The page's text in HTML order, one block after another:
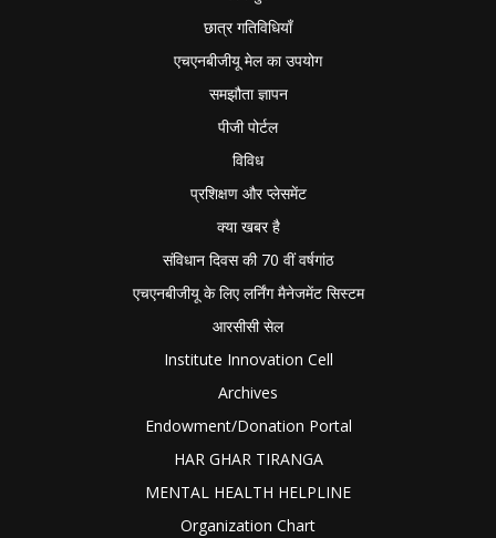
छात्र गतिविधियाँ
एचएनबीजीयू मेल का उपयोग
समझौता ज्ञापन
पीजी पोर्टल
विविध
प्रशिक्षण और प्लेसमेंट
क्या खबर है
संविधान दिवस की 70 वीं वर्षगांठ
एचएनबीजीयू के लिए लर्निंग मैनेजमेंट सिस्टम
आरसीसी सेल
Institute Innovation Cell
Archives
Endowment/Donation Portal
HAR GHAR TIRANGA
MENTAL HEALTH HELPLINE
Organization Chart